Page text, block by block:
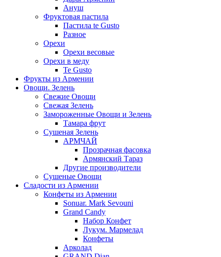
Ануш
Фруктовая пастила
Пастила te Gusto
Разное
Орехи
Орехи весовые
Орехи в меду
Te Gusto
Фрукты из Армении
Овощи. Зелень
Свежие Овощи
Свежая Зелень
Замороженные Овощи и Зелень
Тамара фрут
Сушеная Зелень
АРМЧАЙ
Прозрачная фасовка
Армянский Тараз
Другие производители
Сушеные Овощи
Сладости из Армении
Конфеты из Армении
Sonuar. Mark Sevouni
Grand Candy
Набор Конфет
Лукум. Мармелад
Конфеты
Арколад